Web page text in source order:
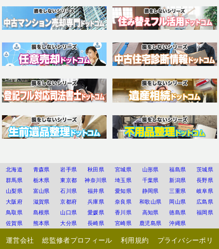
北海道 青森県 岩手県 秋田県 宮城県 山形県 福島県
茨城県
群馬県
栃木県 東京都 神奈川県 埼玉県 千葉県 新潟県
長野県
山梨県
富山県 石川県 福井県 愛知県 静岡県 三重県
岐阜県
大阪府
滋賀県 京都府 兵庫県 奈良県 和歌山県 岡山県
広島県
鳥取県
島根県 山口県 愛媛県 香川県 高知県 徳島県
福岡県
佐賀県
熊本県 大分県 長崎県 宮崎県 鹿児島県 沖縄県
運営会社 総監修者プロフィール 利用規約
プライバシーポリ